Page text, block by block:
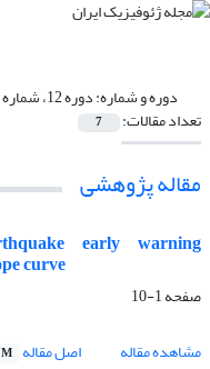
دوره و شماره:دوره 12، شماره 5، 1398
تعداد مقالات: 7
مقاله پژوهشی‌
early warning
curve
صفحه1-10
مشاهده مقاله
اصل مقاله